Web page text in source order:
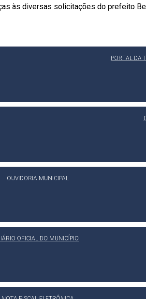
às diversas solicitações do prefeito
PORTAL DA
OUVIDORIA MUNICIPAL
OFICIAL DO MUNICÍPIO